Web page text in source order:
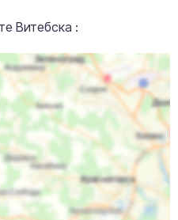
Витебска :